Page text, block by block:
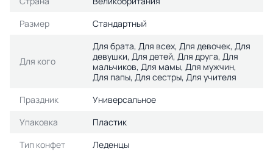
Размер
Стандартный
Для кого
Для брата, Для всех, Для девочек, Для
девушки, Для детей, Для друга, Для
мальчиков, Для мамы, Для мужчин,
Для папы, Для сестры, Для учителя
Праздник
Универсальное
Упаковка
Пластик
Тип конфет
Леденцы